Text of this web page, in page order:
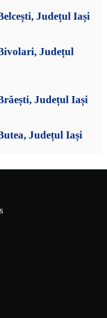
Județul Iași
Județul
Județul Iași
Județul Iași